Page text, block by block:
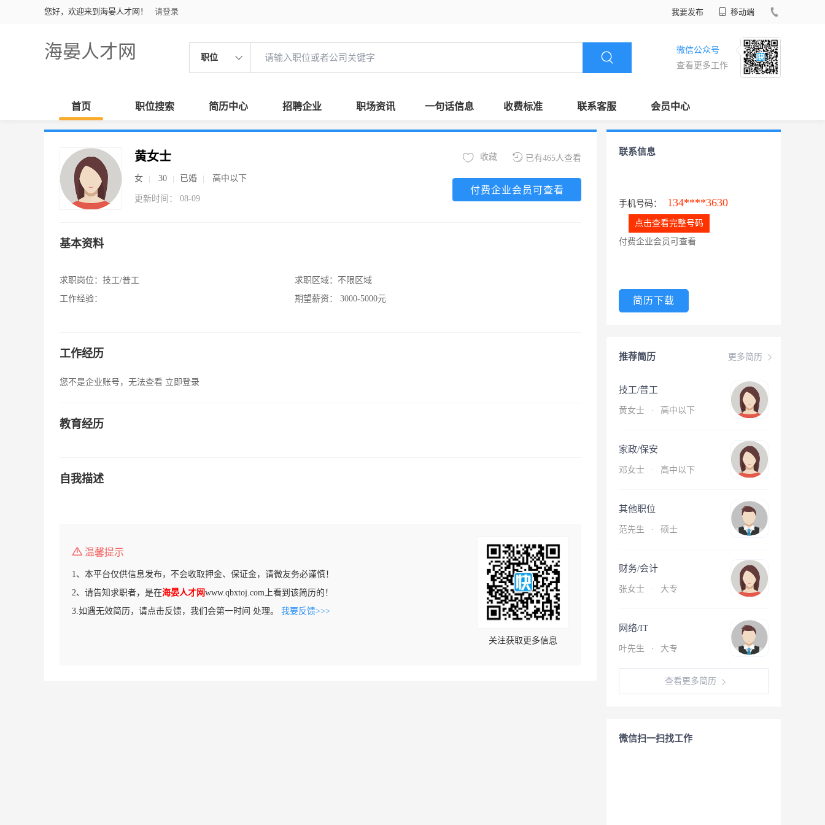
您好，欢迎来到海晏人才网！ 请登录 我要发布 移动端
海晏人才网 职位
微信公众号
查看更多工作
首页 职位搜索 简历中心 招聘企业 职场资讯 一句话信息 收费标准 联系客服 会员中心
黄女士
女 30 已婚 高中以下
更新时间： 08-09
已有465人查看
收藏
付费企业会员可查看
基本资料
求职岗位： 技工/普工
工作经验：
求职区域： 不限区域
期望薪资：
3000-5000元
工作经历
您不是企业账号，无法查看 立即登录
教育经历
自我描述
温馨提示
1、本平台仅供信息发布，不会收取押金、保证金，请微友务必谨慎！
2、请告知求职者，是在海晏人才网www.qbxtoj.com上看到该简历的！
3.如遇无效简历，请点击反馈，我们会第一时间 处理。 我要反馈>>>
关注获取更多信息
联系信息
手机号码： 134****3630
点击查看完整号码
付费企业会员可查看
简历下载
更多简历
推荐简历
技工/普工
黄女士 · 高中以下
家政/保安
邓女士 · 高中以下
其他职位
范先生 · 硕士
财务/会计
张女士 · 大专
网络/IT
叶先生 · 大专
查看更多简历
微信扫一扫找工作